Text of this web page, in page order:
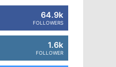
64.9k
FOLLOWERS
1.6k
FOLLOWER